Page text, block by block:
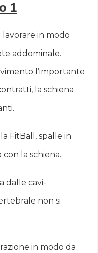
1
in modo
addominale.
l’importante
la schiena
FitBall, spalle in
con la schiena.
dalle cavi­
non si
in modo da